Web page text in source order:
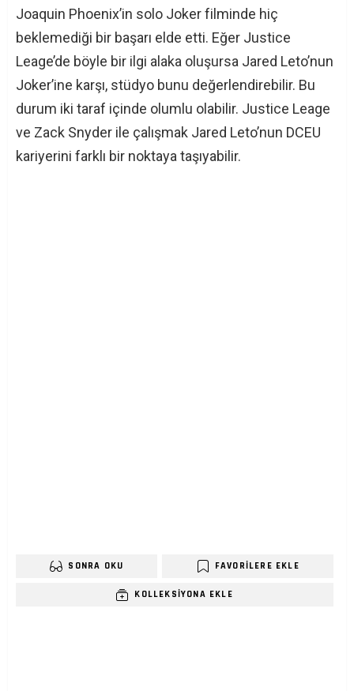
Joaquin Phoenix’in solo Joker filminde hiç
beklemediği bir başarı elde etti. Eğer Justice
Leage’de böyle bir ilgi alaka oluşursa Jared Leto’nun
Joker’ine karşı, stüdyo bunu değerlendirebilir. Bu
durum iki taraf içinde olumlu olabilir. Justice Leage
ve Zack Snyder ile çalışmak Jared Leto’nun DCEU
kariyerini farklı bir noktaya taşıyabilir.
SONRA OKU FAVORILERE EKLE
KOLLEKSIYONA EKLE